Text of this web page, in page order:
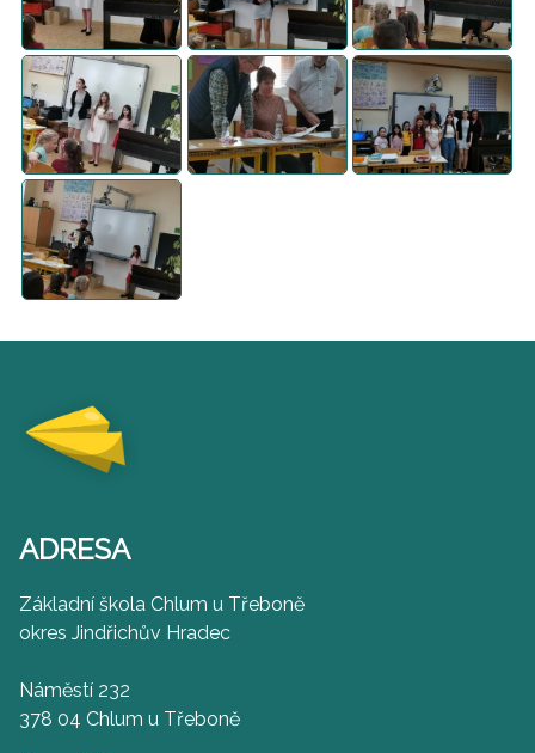
ADRESA
Základní škola Chlum u Třeboně
okres Jindřichův Hradec
Náměstí 232
378 04 Chlum u Třeboně